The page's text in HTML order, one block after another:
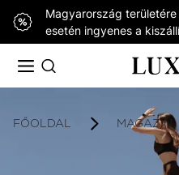
Magyarország
esetén ingyenes a
FŐOLDAL MAGAZIN